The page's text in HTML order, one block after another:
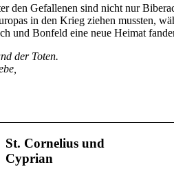
den Gefallenen sind nicht nur
in den Krieg ziehen mussten,
und Bonfeld eine neue Heimat
der Toten.
St. Cornelius und
Cyprian